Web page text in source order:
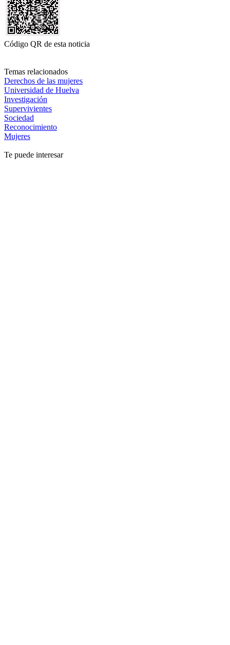
Código QR de esta noticia
Temas relacionados
Derechos de las mujeres
Universidad de Huelva
Investigación
Supervivientes
Sociedad
Reconocimiento
Mujeres
Te puede interesar